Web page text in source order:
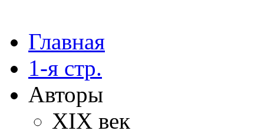
Главная
1-я стр.
Авторы
XIX век